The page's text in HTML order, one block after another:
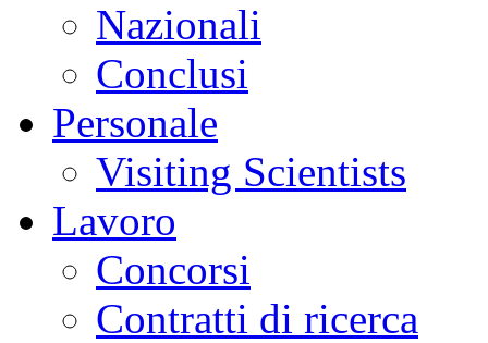
Nazionali
Conclusi
Personale
Visiting Scientists
Lavoro
Concorsi
Contratti di ricerca